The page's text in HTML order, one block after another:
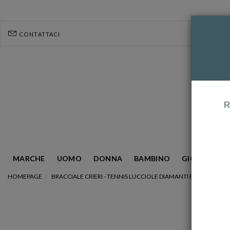
CONTATTACI
MARCHE UOMO DONNA BAMBINO GIOIELLERIA
HOMEPAGE BRACCIALE CRIERI - TENNIS LUCCIOLE DIAMANTI BIANCHI E